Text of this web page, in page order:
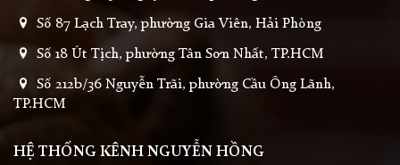
Số 87 Lạch Tray, phường Gia Viên, Hải Phòng
Số 18 Út Tịch, phường Tân Sơn Nhất, TP.HCM
Số 212b/36 Nguyễn Trãi, phường Cầu Ông Lãnh,
TP.HCM
HỆ THỐNG KÊNH NGUYỄN HỒNG